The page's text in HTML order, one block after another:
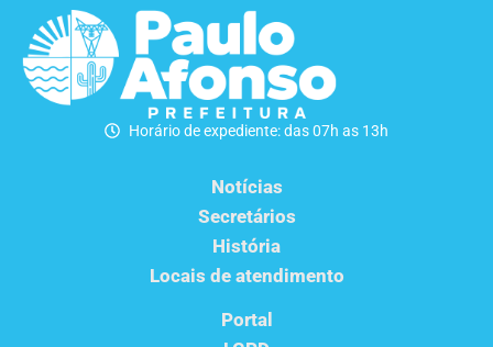
Horário de expediente: das 07h as 13h
Notícias
Secretários
História
Locais de atendimento
Portal